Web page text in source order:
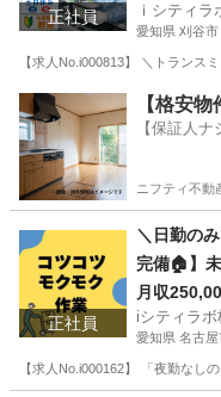
正社員 ｉシティ
愛知県 刈谷市
【求人No.i000813】 ＼トランス
愛知 刈谷市 その他
【格安
【保証人
ニフティ不動
正社員
＼日勤の
完備🏠】
造・検品ス
月収
iシティラ
愛知県 名古屋
【求人No.i000162】 「夜勤なし